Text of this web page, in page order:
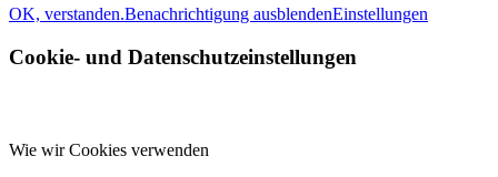
OK, verstanden.Benachrichtigung ausblendenEinstellungen
Cookie- und Datenschutzeinstellungen
Wie wir Cookies verwenden